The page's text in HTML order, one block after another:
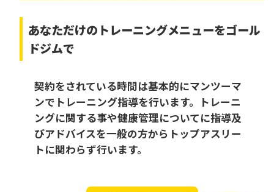
あなただけの トレーニングメニューをゴール
ドジムで
契約をされている時間は基本的にマンツーマ
ンでトレーニング指導を行います。トレーニ
ングに関する事や健康管理についてに指導及
びアドバイスを一般の方からトップアスリー
トに関わらず行います。